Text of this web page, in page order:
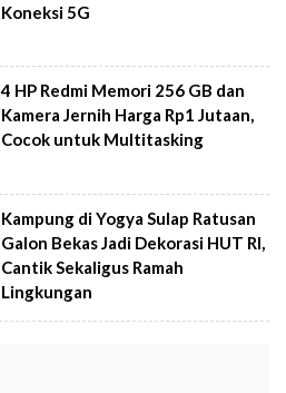
Koneksi 5G
4 HP Redmi Memori 256 GB dan
Kamera Jernih Harga Rp1 Jutaan,
Cocok untuk Multitasking
Kampung di Yogya Sulap Ratusan
Galon Bekas Jadi Dekorasi HUT RI,
Cantik Sekaligus Ramah
Lingkungan